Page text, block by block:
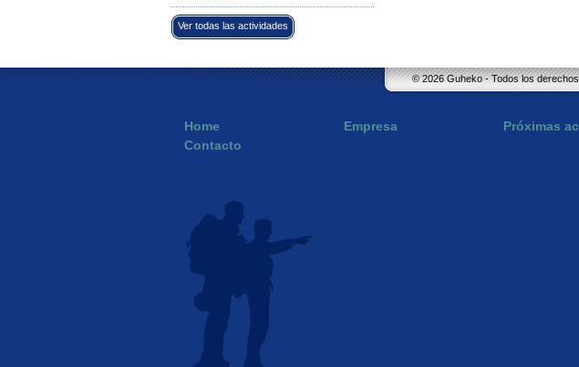
Ver todas las actividades
© 2026 Guheko - Todos los
Home Empresa
Próximas
Contacto